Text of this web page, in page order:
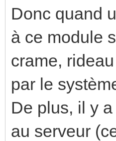
Donc quand
à ce module
crame,
par le
De plus, il y
au serveur